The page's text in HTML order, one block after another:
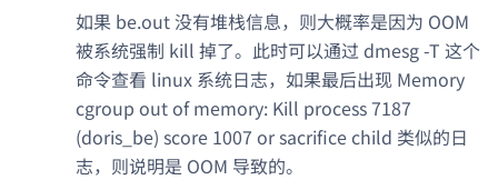
如果 be.out 没有堆栈信息，则大概率是因为 OOM
被系统强制 kill 掉了。此时可以通过 dmesg -T 这个
命令查看 linux 系统日志，如果最后出现 Memory
cgroup out of memory: Kill process 7187
(doris_be) score 1007 or sacrifice child 类似的日
志，则说明是 OOM 导致的。